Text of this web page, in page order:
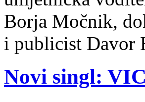
Borja Močnik,
i publicist
Novi singl: